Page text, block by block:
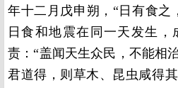
年十二月戊申朔，“日有食之
日食和地震在同一天发生，
责：“盖闻天生众民，不能相
君道得，则草木、昆虫咸得